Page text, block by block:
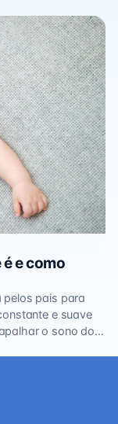
e como
pelos pais para
e suave
o sono do…